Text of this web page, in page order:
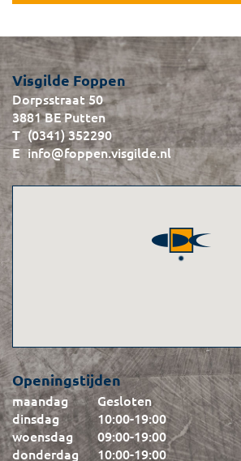
Visgilde Foppen
Dorpsstraat 50
3881 BE Putten
(0341) 352290
info@foppen.visgilde.nl
Openingstijden
maandag
Gesloten
dinsdag
10:00-19:00
woensdag
09:00-19:00
donderdag
10:00-19:00